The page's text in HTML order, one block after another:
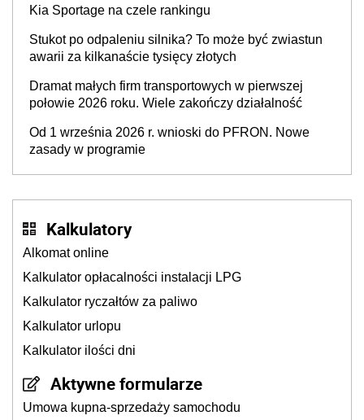
Kia Sportage na czele rankingu
Stukot po odpaleniu silnika? To może być zwiastun
awarii za kilkanaście tysięcy złotych
Dramat małych firm transportowych w pierwszej
połowie 2026 roku. Wiele zakończy działalność
Od 1 września 2026 r. wnioski do PFRON. Nowe
zasady w programie
Kalkulatory
Alkomat online
Kalkulator opłacalności instalacji LPG
Kalkulator ryczałtów za paliwo
Kalkulator urlopu
Kalkulator ilości dni
Aktywne formularze
Umowa kupna-sprzedaży samochodu